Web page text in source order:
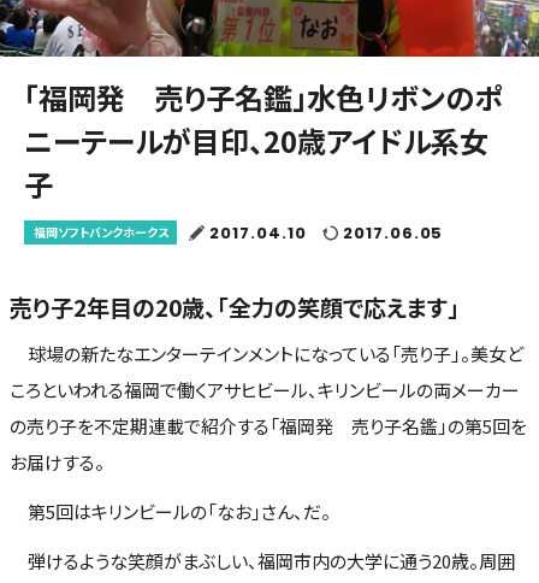
「福岡発 売り子名鑑」水色リボンのポ
ニーテールが目印、20歳アイドル系女
子
福岡ソフトバンクホークス 2017.04.10 2017.06.05
売り子2年目の20歳、「全力の笑顔で応えます」
球場の新たなエンターテインメントになっている「売り子」。美女ど
ころといわれる福岡で働くアサヒビール、キリンビールの両メーカー
の売り子を不定期連載で紹介する「福岡発 売り子名鑑」の第5回を
お届けする。
第5回はキリンビールの「なお」さん、だ。
弾けるような笑顔がまぶしい、福岡市内の大学に通う20歳。周囲